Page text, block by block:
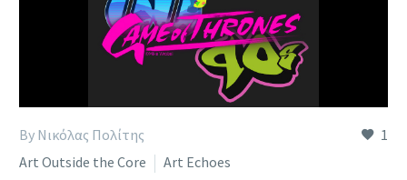
1
By Νικόλας Πολίτης
Art Outside the Core
Art Echoes